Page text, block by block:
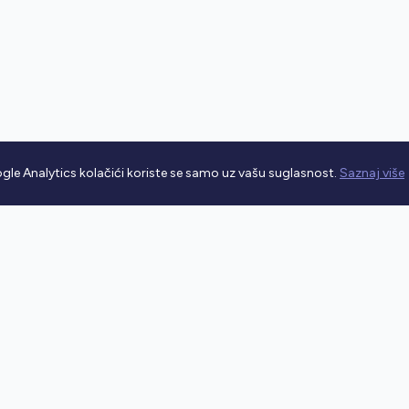
Analytics kolačići koriste se samo uz vašu suglasnost. Saznaj više